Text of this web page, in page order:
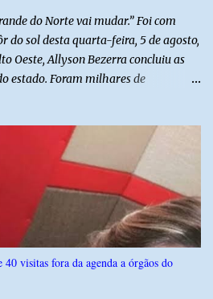
do Norte vai mudar.” Foi com
do sol desta quarta-feira, 5 de agosto,
Oeste, Allyson Bezerra concluiu as
estado. Foram milhares de
concluiu as agendas do 167 Razões RN
potiguares, dos pequenos municípios
A caminhada começou em 29 de
Marco Zero da BR-101 e foi
depois de 129 dias entre a primeira e
estão sendo publicados no perfil do
longo do percurso, Allyson conheceu
belezas, a cultura e a força do povo,
e as necessidades enfrentadas pelas
visitas fora da agenda a órgãos do